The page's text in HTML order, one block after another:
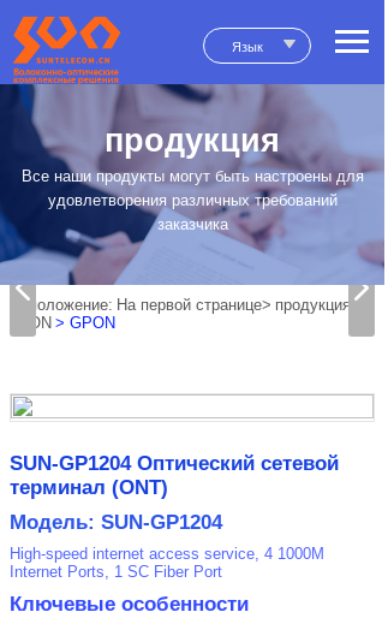
Язык
продукция
Все наши продукты могут быть настроены для
удовлетворения различных требований
заказчика
положение: На первой странице> продукция >
xPON > GPON
SUN-GP1204 Оптический сетевой
терминал (ONT)
Модель: SUN-GP1204
High-speed internet access service, 4 1000M
Internet Ports, 1 SC Fiber Port
Ключевые особенности